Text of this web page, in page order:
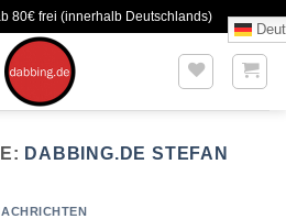
80€ frei (innerhalb Deutschlands)
DABBING.DE STEFAN